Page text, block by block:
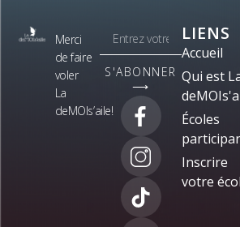
Merci
de faire
voler
La
deMOIs’aile!
S'ABONNER
⟶
LIENS
Accueil
Qui est
Écoles
Inscrire
votre